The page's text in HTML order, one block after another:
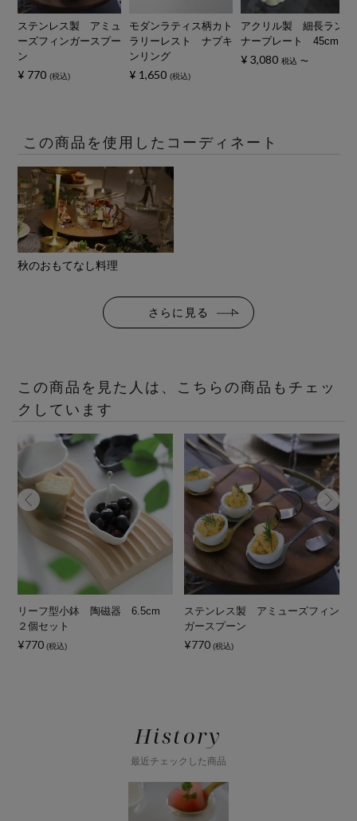
ステンレス製 アミュ
ーズフィンガースプー
ン
¥ 770 税込
モダンラティス柄カト
ラリーレスト ナプキ
ンリング
¥ 1,650 税込
アクリル製 細長ラン
ナープレート 45cm
¥ 3,080 税込 〜
この商品を使用したコーディネート
秋のおもてなし料理
さらに見る
この商品を見た人は、こちらの商品もチェッ
クしています
リーフ型小鉢 陶磁器 6.5cm
２個セット
¥770 (税込)
ステンレス製 アミューズフィン
ガースプーン
¥770 (税込)
History
最近チェックした商品